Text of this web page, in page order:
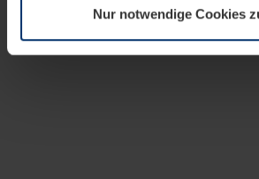
Datenschutzerklärungunserer
widerrufen.
Nur notwendige Cookies